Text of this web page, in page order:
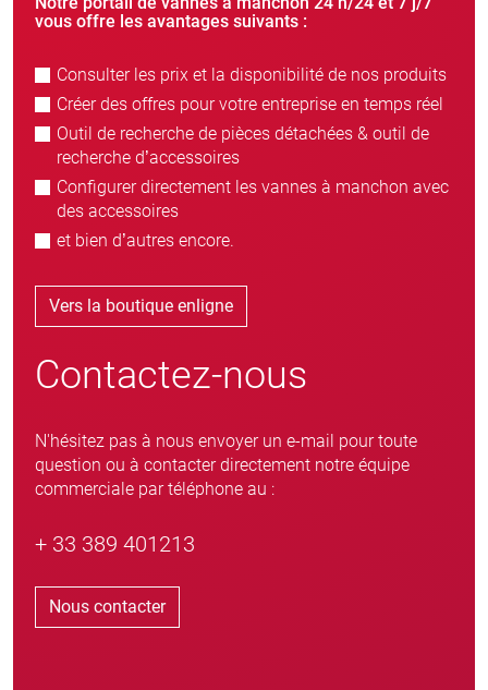
vous offre les avantages suivants :
Consulter les prix et la disponibilité de nos produits
Créer des offres pour votre entreprise en temps réel
Outil de recherche de pièces détachées & outil de
recherche d’accessoires
Configurer directement les vannes à manchon avec
des accessoires
et bien d’autres encore.
Vers la boutique enligne
Contactez-nous
N'hésitez pas à nous envoyer un e-mail pour toute
question ou à contacter directement notre équipe
commerciale par téléphone au :
+ 33 389 401213
Nous contacter